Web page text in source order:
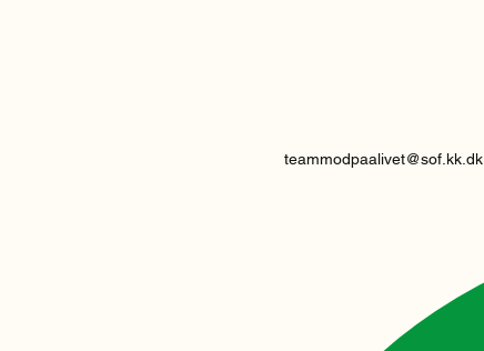
teammodpaalivet@sof.kk.dk